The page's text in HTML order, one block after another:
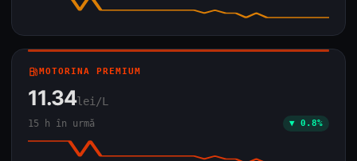
local_gas_stationMOTORINA PREMIUM
11.34lei/L
15 h în urmă ▼ 0.8%